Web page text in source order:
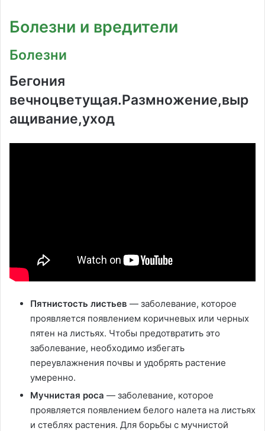
Болезни и вредители
Болезни
Бегония
вечноцветущая.Размножение,выр
ащивание,уход
Пятнистость листьев — заболевание, которое
проявляется появлением коричневых или черных
пятен на листьях. Чтобы предотвратить это
заболевание, необходимо избегать
переувлажнения почвы и удобрять растение
умеренно.
Мучнистая роса — заболевание, которое
проявляется появлением белого налета на листьях
и стеблях растения. Для борьбы с мучнистой